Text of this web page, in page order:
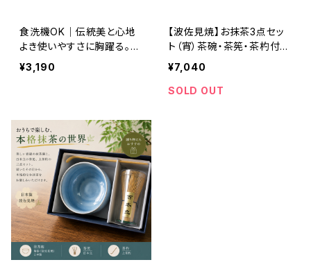
食洗機OK｜伝統美と心地
よき使いやすさに胸躍る。茶
器の目利きが作るティーボ
トル mattea Bottle（マッテ
¥3,190
【波佐見焼】お抹茶3点セッ
ト（宵）茶碗・茶筅・茶杓付き
｜日本製 抹茶茶道具 ギフ
ト 贈り物におすすめ
¥7,040
SOLD OUT